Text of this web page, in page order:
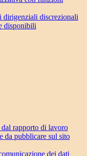
dirigenziali discrezionali
disponibili
rapporto di lavoro
da pubblicare sul sito
dei dati